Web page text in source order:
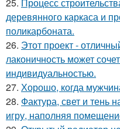
деревянного каркаса и
поликарбоната.
26. Этот проект -
лаконичность может
индивидуальностью.
27. Хорошо, когда
28. Фактура, свет и тень
игру, наполняя